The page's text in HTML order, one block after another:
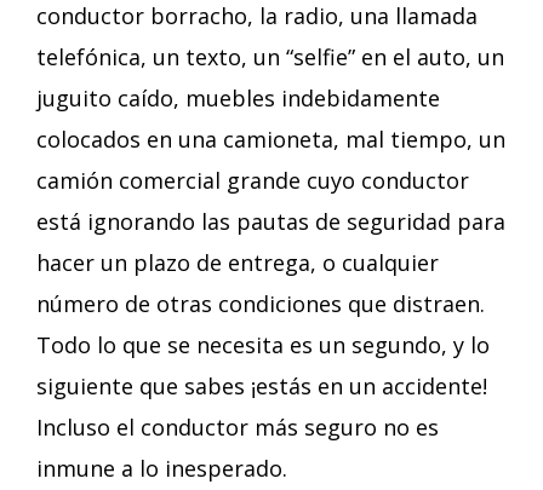
conductor borracho, la radio, una llamada
telefónica, un texto, un “selfie” en el auto, un
juguito caído, muebles indebidamente
colocados en una camioneta, mal tiempo, un
camión comercial grande cuyo conductor
está ignorando las pautas de seguridad para
hacer un plazo de entrega, o cualquier
número de otras condiciones que distraen.
Todo lo que se necesita es un segundo, y lo
siguiente que sabes ¡estás en un accidente!
Incluso el conductor más seguro no es
inmune a lo inesperado.